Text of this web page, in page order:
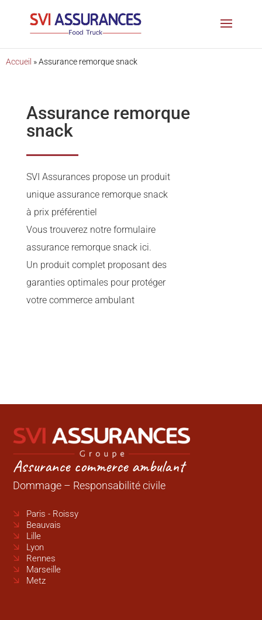
Accueil »Assurance remorque snack
Assurance remorque
snack
SVI Assurances propose un produit
unique assurance remorque snack
à prix préférentiel
Vous trouverez notre formulaire
assurance remorque snack ici.
Un produit complet proposant des
garanties optimales pour protéger
votre commerce ambulant
Assurance commerce ambulant
Dommage – Responsabilité civile
Paris - Roissy
Beauvais
Lille
Lyon
Rennes
Marseille
Metz